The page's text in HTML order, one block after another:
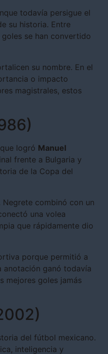
todavía persigue el
su historia. Entre
se han convertido
su nombre. En el
o impacto
magistrales, estos
logró Manuel
frente a Bulgaria y
de la Copa del
combinó con un
una volea
que rápidamente dio
porque permitió a
anotación ganó todavía
mejores goles jamás
del fútbol mexicano.
inteligencia y